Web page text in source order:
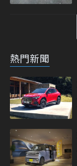
熱門新聞